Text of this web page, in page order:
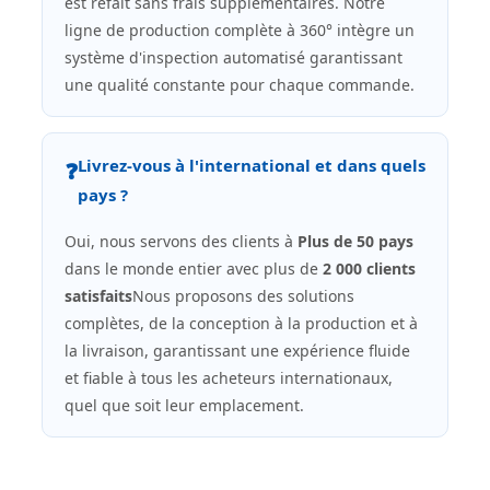
ligne de production complète à 360° intègre un
système d'inspection automatisé garantissant
une qualité constante pour chaque commande.
❓Livrez-vous à l'international et dans quels
pays ?
Oui, nous servons des clients à Plus de 50 pays
dans le monde entier avec plus de 2 000 clients
satisfaitsNous proposons des solutions
complètes, de la conception à la production et à
la livraison, garantissant une expérience fluide
et fiable à tous les acheteurs internationaux,
quel que soit leur emplacement.